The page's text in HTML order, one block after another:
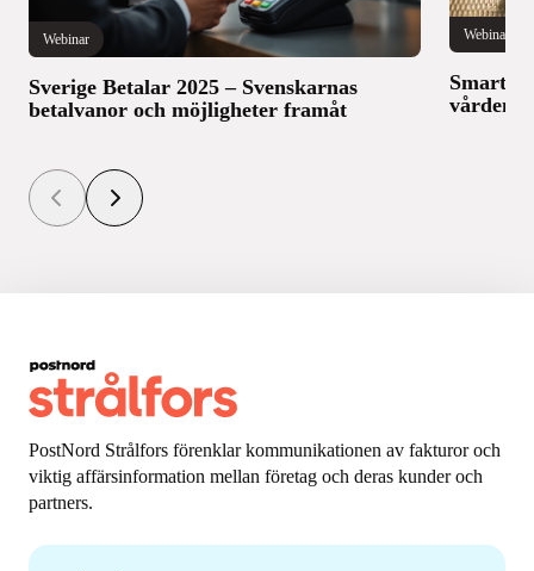
Webinar
Sverige Betalar 2025 – Svenskarnas
betalvanor och möjligheter framåt
Webinar
Smarter
vården
PostNord Strålfors förenklar kommunikationen av fakturor och
viktig affärsinformation mellan företag och deras kunder och
partners.